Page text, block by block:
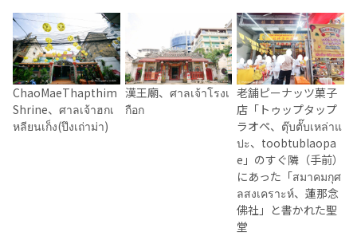
ChaoMaeThapthim
Shrine、ศาลเจ้าฮกเ
หลียนเก็ง(ปึงเถ่าม่า)
漢王廟、ศาลเจ้าโรงเ
กือก
老舗ピーナッツ菓子
店「トゥップタップ
ラオペ、ตุ๊บตั๊บเหล่าแ
ปะ、toobtublaopa
e」のすぐ隣（手前）
にあった「สมาคมกุศ
ลสงเคราะห์、蓮那念
佛社」と書かれた聖
堂